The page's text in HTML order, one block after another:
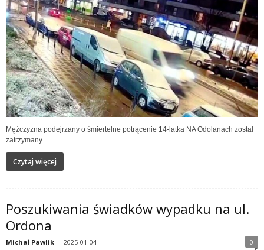
Mężczyzna podejrzany o śmiertelne potrącenie 14-latka NA Odolanach został
zatrzymany.
Czytaj więcej
Poszukiwania świadków wypadku na ul.
Ordona
Michał Pawlik - 2025-01-04 0